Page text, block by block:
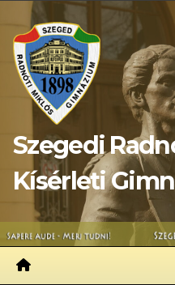
content
Szegedi
Kísérleti